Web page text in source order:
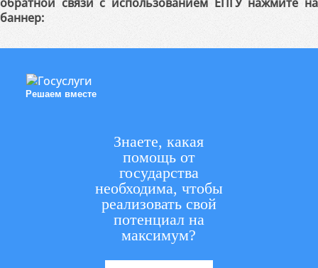
баннер:
Решаем вместе
Знаете, какая
помощь от
государства
необходима, чтобы
реализовать свой
потенциал на
максимум?